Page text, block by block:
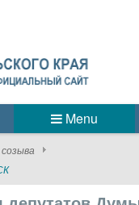
Menu